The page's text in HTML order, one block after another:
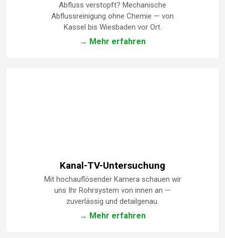
Abfluss verstopft? Mechanische
Abflussreinigung ohne Chemie — von
Kassel bis Wiesbaden vor Ort.
→ Mehr erfahren
Kanal-TV-Untersuchung
Mit hochauflösender Kamera schauen wir
uns Ihr Rohrsystem von innen an —
zuverlässig und detailgenau.
→ Mehr erfahren